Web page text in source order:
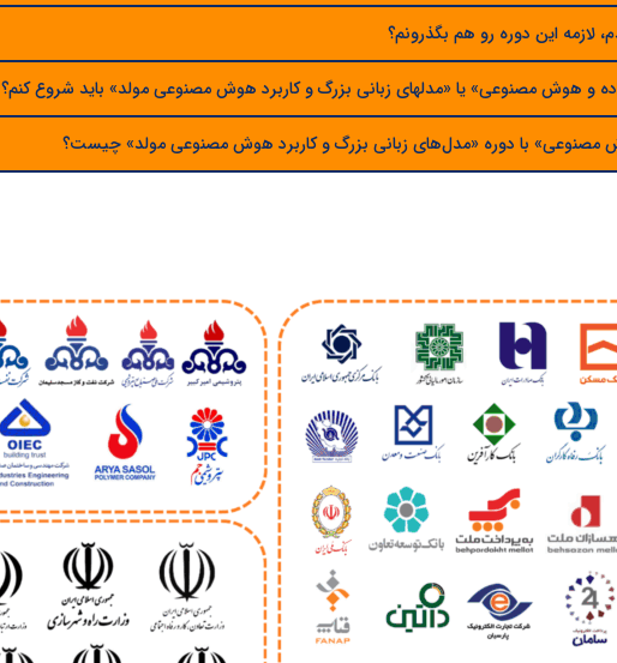
لازمه این دوره رو هم بگذرونم؟
و هوش مصنوعی» یا «مدلهای زبانی بزرگ و کاربرد هوش مصنوعی مولد» باید شروع کنم؟
مصنوعی» با دوره «مدل‌های زبانی بزرگ و کاربرد هوش مصنوعی مولد» چیست؟